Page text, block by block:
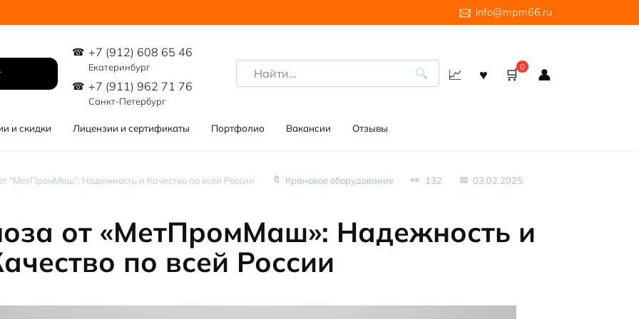
info@mpm66.ru
+7 (912) 608 65 46
Екатеринбург
+7 (911) 962 71 76
Санкт-Петербург
Search
for:
0
и скидки Лицензии и сертификаты Портфолио Вакансии Отзывы
“МетПромМаш”: Надежность и Качество по всей России Крановое оборудование 132 03.02.2025
от «МетПромМаш»: Надежность и
по всей России